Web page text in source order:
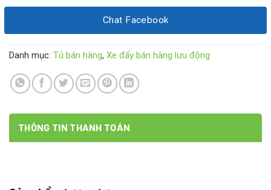
Chat Facebook
Danh mục: Tủ bán hàng, Xe đẩy bán hàng lưu động
THÔNG TIN THANH TOÁN